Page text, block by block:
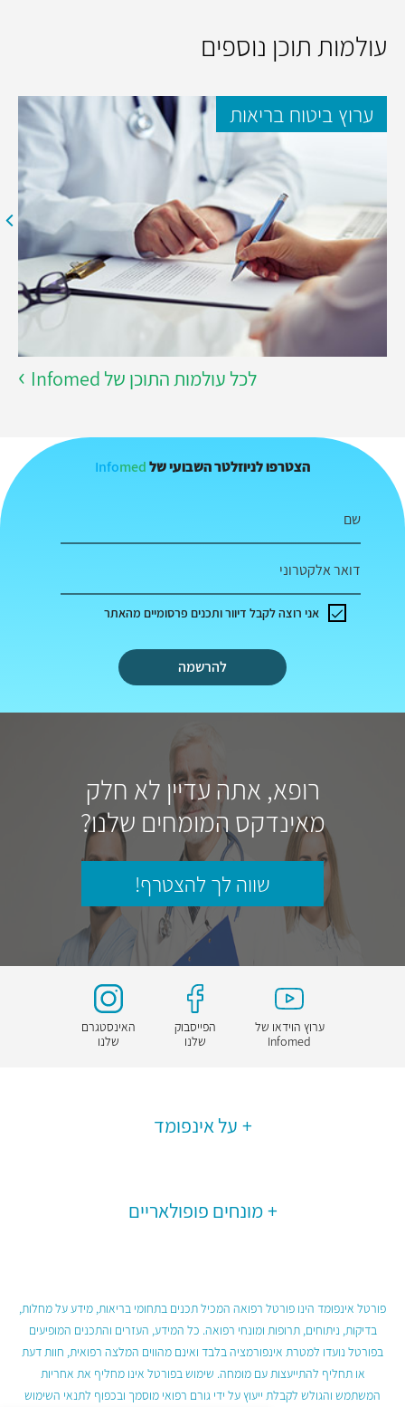
עולמות תוכן נוספים
ערוץ ביטוח בריאות
לכל עולמות התוכן של Infomed
הצטרפו לניוזלטר השבועי של Infomed
שם
דואר אלקטרוני
להרשמה
אני רוצה לקבל דיוור ותכנים פרסומיים מהאתר
רופא, אתה עדיין לא חלק
מאינדקס המומחים שלנו?
שווה לך להצטרף!
ערוץ הוידאו של
Infomed
הפייסבוק
שלנו
האינסטגרם
שלנו
על אינפומד
מונחים פופולאריים
פורטל אינפומד הינו פורטל רפואה המכיל תכנים בתחומי בריאות, מידע על מחלות,
בדיקות, ניתוחים, תרופות ומונחי רפואה. כל המידע, העזרים והתכנים המופיעים
בפורטל נועדו למטרת אינפורמציה בלבד ואינם מהווים המלצה רפואית, חוות דעת
או תחליף להתייעצות עם מומחה. שימוש בפורטל אינו מחליף את אחריות
המשתמש והגולש לקבלת ייעוץ על ידי גורם רפואי מוסמך ובכפוף לתנאי השימוש